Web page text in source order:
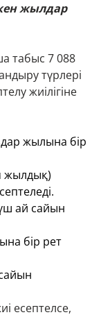
жылдар
табыс 7 088
түрлері
жиілігіне
жылына бір
жылдық)
ай сайын
бір рет
есептелсе,